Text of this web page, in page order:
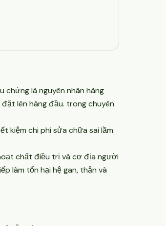
chứng là nguyên nhân hàng
lên hàng đầu. trong chuyên
kiệm chi phí sửa chữa sai lầm
chất điều trị và cơ địa người
làm tổn hại hệ gan, thận và